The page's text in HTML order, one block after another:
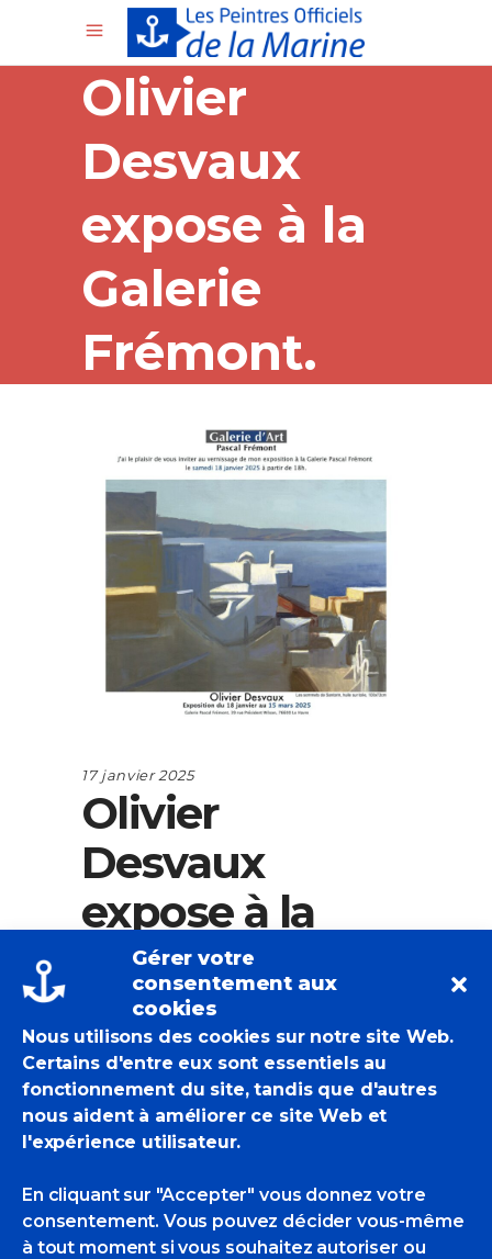
Gérer votre
consentement aux
cookies
Nous utilisons des cookies sur notre site Web.
Certains d'entre eux sont essentiels au
fonctionnement du site, tandis que d'autres
nous aident à améliorer ce site Web et
l'expérience utilisateur.
En cliquant sur "Accepter" vous donnez votre
consentement. Vous pouvez décider vous-même
à tout moment si vous souhaitez autoriser ou
Olivier
Desvaux
expose à la
Galerie
Frémont.
17 janvier 2025
Olivier
Desvaux
expose à la
Galerie
Frémont.
Aperçu de l’exposition.
EricBadmin Expositions Individuelles